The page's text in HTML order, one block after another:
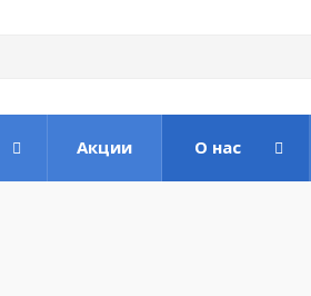
Акции О нас